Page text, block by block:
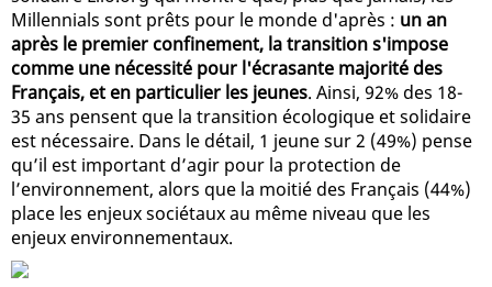
Millennials sont prêts pour le monde d'après : un an
après le premier confinement, la transition s'impose
comme une nécessité pour l'écrasante majorité des
Français, et en particulier les jeunes. Ainsi, 92% des 18-
35 ans pensent que la transition écologique et solidaire
est nécessaire. Dans le détail, 1 jeune sur 2 (49%) pense
qu’il est important d’agir pour la protection de
l’environnement, alors que la moitié des Français (44%)
place les enjeux sociétaux au même niveau que les
enjeux environnementaux.